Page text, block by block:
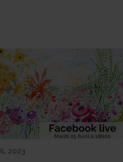
2023
et de gérer vos paramètres